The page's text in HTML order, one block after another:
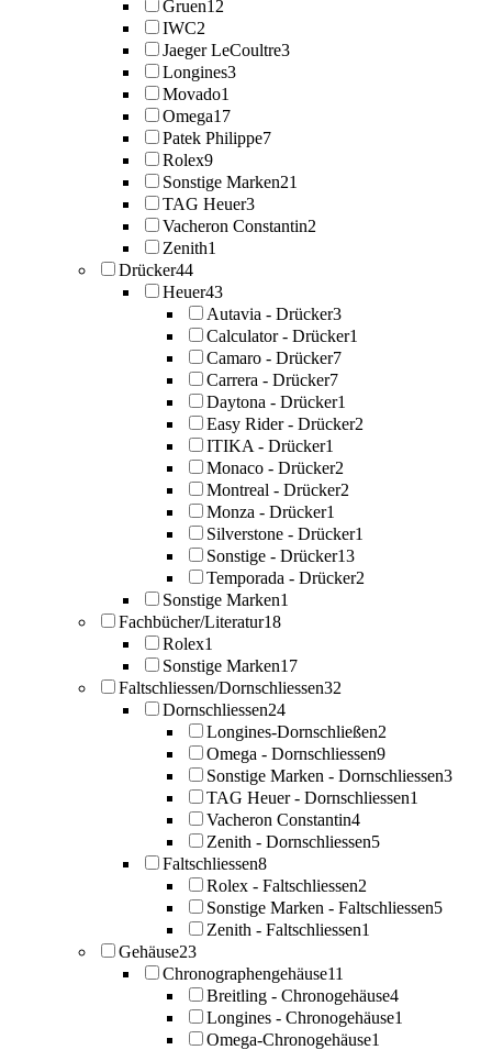
Gruen12
IWC2
Jaeger LeCoultre3
Longines3
Movado1
Omega17
Patek Philippe7
Rolex9
Sonstige Marken21
TAG Heuer3
Vacheron Constantin2
Zenith1
Drücker44
Heuer43
Autavia - Drücker3
Calculator - Drücker1
Camaro - Drücker7
Carrera - Drücker7
Daytona - Drücker1
Easy Rider - Drücker2
ITIKA - Drücker1
Monaco - Drücker2
Montreal - Drücker2
Monza - Drücker1
Silverstone - Drücker1
Sonstige - Drücker13
Temporada - Drücker2
Sonstige Marken1
Fachbücher/Literatur18
Rolex1
Sonstige Marken17
Faltschliessen/Dornschliessen32
Dornschliessen24
Longines-Dornschließen2
Omega - Dornschliessen9
Sonstige Marken - Dornschliessen3
TAG Heuer - Dornschliessen1
Vacheron Constantin4
Zenith - Dornschliessen5
Faltschliessen8
Rolex - Faltschliessen2
Sonstige Marken - Faltschliessen5
Zenith - Faltschliessen1
Gehäuse23
Chronographengehäuse11
Breitling - Chronogehäuse4
Longines - Chronogehäuse1
Omega-Chronogehäuse1